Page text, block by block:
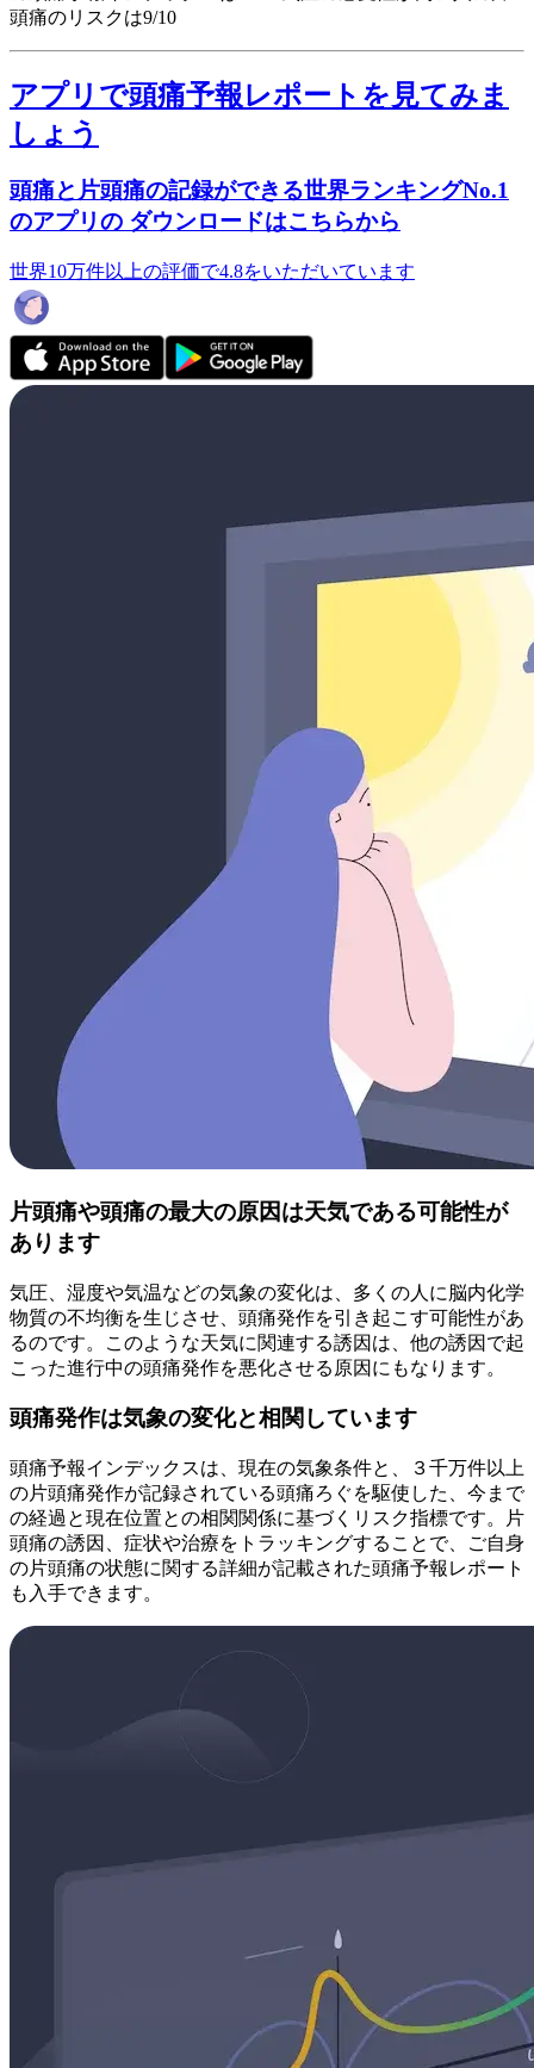
頭痛のリスクは9/10
アプリで頭痛予報レポートを見てみま
しょう
頭痛と片頭痛の記録ができる世界ランキングNo.1
のアプリの ダウンロードはこちらから
世界10万件以上の評価で4.8をいただいています
片頭痛や頭痛の最大の原因は天気である可能性が
あります
気圧、湿度や気温などの気象の変化は、多くの人に脳内化学
物質の不均衡を生じさせ、頭痛発作を引き起こす可能性があ
るのです。このような天気に関連する誘因は、他の誘因で起
こった進行中の頭痛発作を悪化させる原因にもなります。
頭痛発作は気象の変化と相関しています
頭痛予報インデックスは、現在の気象条件と、３千万件以上
の片頭痛発作が記録されている頭痛ろぐを駆使した、今まで
の経過と現在位置との相関関係に基づくリスク指標です。片
頭痛の誘因、症状や治療をトラッキングすることで、ご自身
の片頭痛の状態に関する詳細が記載された頭痛予報レポート
も入手できます。